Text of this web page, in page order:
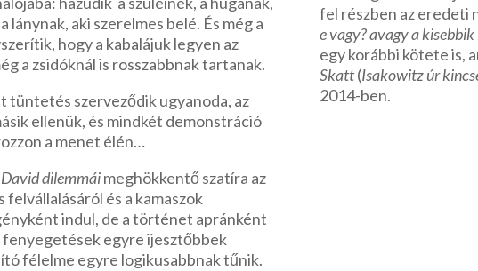
lánynak, aki szerelmes belé. És még a
hogy a kabalájuk legyen az
a zsidóknál is rosszabbnak tartanak.
tüntetés szerveződik ugyanoda, az
ellenük, és mindkét demonstráció
a menet élén…
dilemmáimeghökkentő szatíra az
és a kamaszok
indul, de a történet apránként
fenyegetések egyre ijesztőbbek
félelme egyre logikusabbnak tűnik.
fel részben az eredeti
e vagy? avagy a
egy korábbi kötete is,
Skatt(Isakowitz úr
2014-ben.